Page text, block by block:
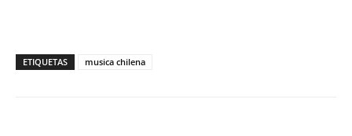
ETIQUETAS musica chilena